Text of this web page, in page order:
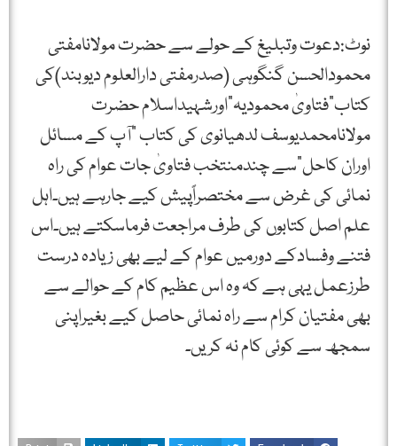
نوٹ:دعوت وتبلیغ کے حولے سے حضرت مولانامفتی
محمودالحسن گنگوہی (صدرمفتی دارالعلوم دیوبند)کی
کتاب”فتاویٰ محمودیہ”اورشہیداسلام حضرت
مولانامحمدیوسف لدھیانوی کی کتاب ”آپ کے مسائل
اوران کاحل”سے چندمنتخب فتاویٰ جات عوام کی راہ
نمائی کی غرض سے مختصراًپیش کیے جارہے ہیں۔اہل
علم اصل کتابوں کی طرف مراجعت فرماسکتے ہیں۔اس
فتنے وفسادکے دورمیں عوام کے لیے بھی زیادہ درست
طرزعمل یہی ہے کہ وہ اس عظیم کام کے حوالے سے
بھی مفتیان کرام سے راہ نمائی حاصل کیے بغیراپنی
سمجھ سے کوئی کام نہ کریں۔